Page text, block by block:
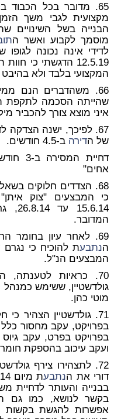
65. מדובר בכל
מקצועית לגבי משך
הבנייה בשל השינויים
מוסמך לקבוע ואשר ה
לדידי אינה נכונה
12.5.19 הדגשתי כי
המקצועי בלבד ולא
66. משהדברים הנם
שהייתה הסכמה לתקפת
איני מוצא צורך להכביר
67. לפיכך, ישנה הצדקה
של הדירה ב-4.5 חודשים
.
דחיית
אחים"
68. הצדדים חלוקים בשאלת האם עלה בידי ה
כי המבצעים "צוק
המדובר.
69. לאחר עיון בחומר
הנתבעת להוכיח כי נגרם
המבצעים הנ"ל.
70. כראיות לטענתה, הביאה ה
גולדשטיין, ששימש
מוטי כהן.
71. גולדשטיין הצהיר כי
בפרויקט, עקב מחסור כלל
ועקב עיכוב בהספקת
72. לתצהירו צירף גולדשטיין את מכתב ה
דורי את הנתבע
בבנייה והעותר לדחיית
בקשר לנושא, כמו גם
אפשרות להגשת